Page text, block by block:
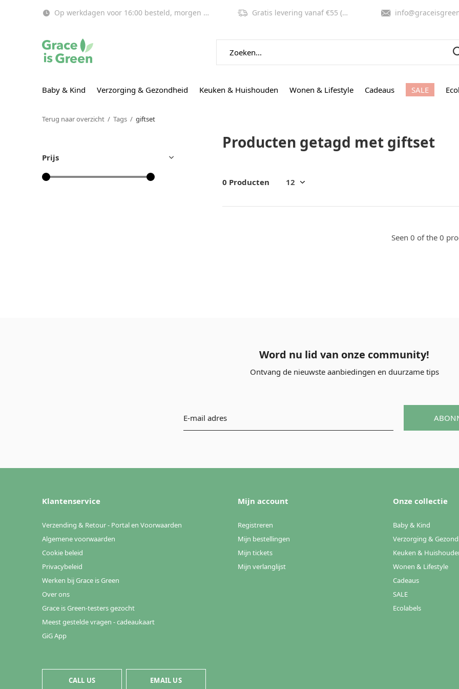
Baby & Kind Verzorging & Gezondheid Keuken & Huishouden Wonen & Lifestyle Cadeaus SALE
Op werkdagen voor 16:00 besteld, morgen in huis! Gratis levering vanaf €55 (NL, BE)
Terug naar overzicht Tags giftset
Producten getagd met giftset
0 Producten
Seen 0 of the 0
Prijs
Word nu lid van onze community!
Ontvang de nieuwste aanbiedingen en duurzame tips
Klantenservice
Verzending & Retour - Portal en Voorwaarden
Algemene voorwaarden
Cookie beleid
Privacybeleid
Werken bij Grace is Green
Over ons
Grace is Green-testers gezocht
Meest gestelde vragen - cadeaukaart
GiG App
Mijn account
Registreren
Mijn bestellingen
Mijn tickets
Mijn verlanglijst
Onze collectie
Baby & Kind
Verzorging &
Keuken &
Wonen & Lifestyle
Cadeaus
SALE
Ecolabels
CALL US EMAIL US